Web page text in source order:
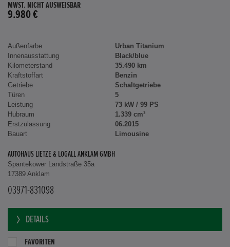
MWST. NICHT AUSWEISBAR
9.980 €
Außenfarbe
Urban Titanium
Innenausstattung
Black/blue
Kilometerstand
35.490 km
Kraftstoffart
Benzin
Getriebe
Schaltgetriebe
Türen
5
Leistung
73 kW / 99 PS
Hubraum
1.339 cm³
Erstzulassung
06.2015
Bauart
Limousine
AUTOHAUS LIETZE & LOGALL ANKLAM GMBH
Spantekower Landstraße 35a
17389 Anklam
03971-831098
DETAILS
FAVORITEN